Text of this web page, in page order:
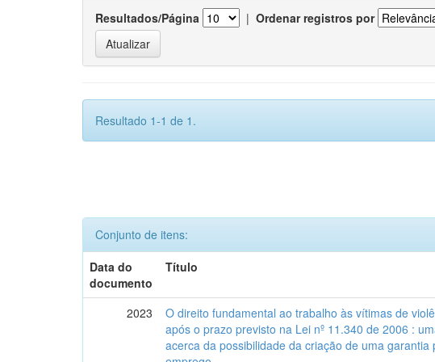
Resultados/Página | Ordenar registros por
Resultado 1-1 de 1.
Conjunto de itens:
Data do
documento
Título
2023
O direito fundamental ao trabalho às vítimas de
após o prazo previsto na Lei nº 11.340 de 2006 :
acerca da possibilidade da criação de uma garantia